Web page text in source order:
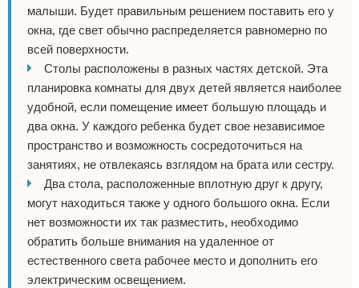
малыши. Будет правильным решением поставить его у
окна, где свет обычно распределяется равномерно по
всей поверхности.
Столы расположены в разных частях детской. Эта
планировка комнаты для двух детей является наиболее
удобной, если помещение имеет большую площадь и
два окна. У каждого ребенка будет свое независимое
пространство и возможность сосредоточиться на
занятиях, не отвлекаясь взглядом на брата или сестру.
Два стола, расположенные вплотную друг к другу,
могут находиться также у одного большого окна. Если
нет возможности их так разместить, необходимо
обратить больше внимания на удаленное от
естественного света рабочее место и дополнить его
электрическим освещением.